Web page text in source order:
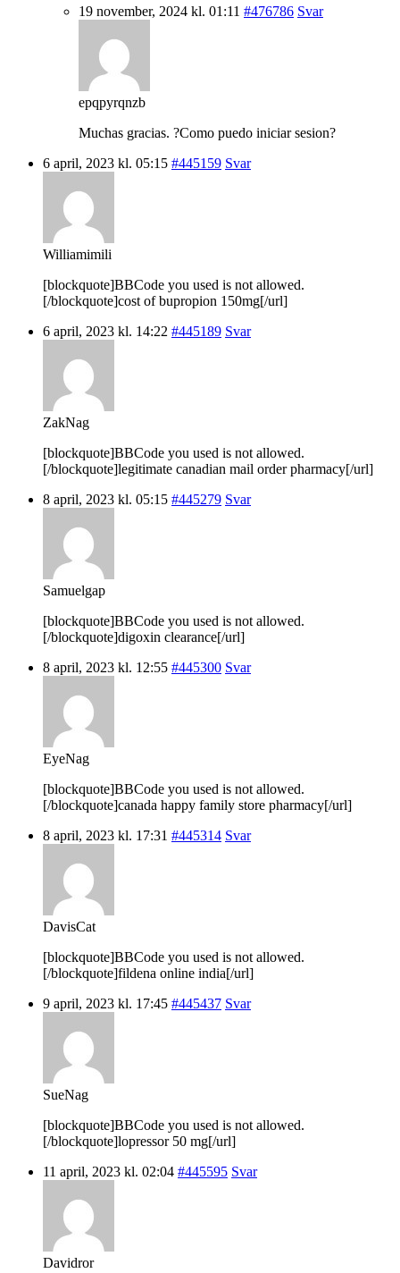
19 november, 2024 kl. 01:11 #476786 Svar
epqpyrqnzb
Muchas gracias. ?Como puedo iniciar sesion?
6 april, 2023 kl. 05:15 #445159 Svar
Williamimili
[blockquote]BBCode you used is not allowed.
[/blockquote]cost of bupropion 150mg[/url]
6 april, 2023 kl. 14:22 #445189 Svar
ZakNag
[blockquote]BBCode you used is not allowed.
[/blockquote]legitimate canadian mail order pharmacy[/url]
8 april, 2023 kl. 05:15 #445279 Svar
Samuelgap
[blockquote]BBCode you used is not allowed.
[/blockquote]digoxin clearance[/url]
8 april, 2023 kl. 12:55 #445300 Svar
EyeNag
[blockquote]BBCode you used is not allowed.
[/blockquote]canada happy family store pharmacy[/url]
8 april, 2023 kl. 17:31 #445314 Svar
DavisCat
[blockquote]BBCode you used is not allowed.
[/blockquote]fildena online india[/url]
9 april, 2023 kl. 17:45 #445437 Svar
SueNag
[blockquote]BBCode you used is not allowed.
[/blockquote]lopressor 50 mg[/url]
11 april, 2023 kl. 02:04 #445595 Svar
Davidror